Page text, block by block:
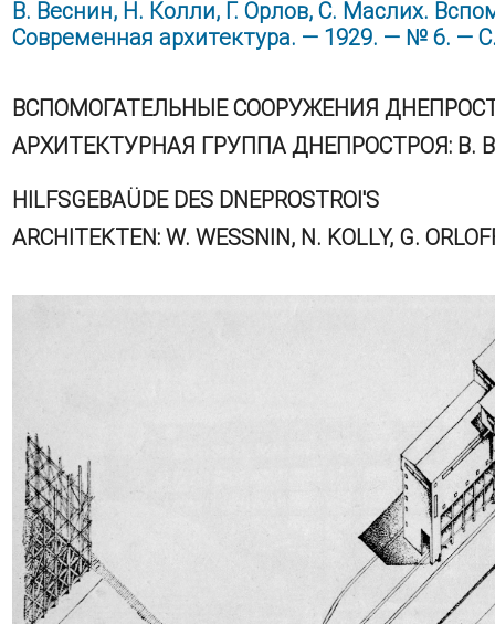
В. Веснин, Н. Колли, Г. Орлов, С. Маслих.
Современная архитектура. — 1929. — № 6. —
ВСПОМОГАТЕЛЬНЫЕ СООРУЖЕНИЯ
АРХИТЕКТУРНАЯ ГРУППА ДНЕПРОСТРОЯ: В.
HILFSGEBAÜDE DES DNEPROSTROI'S
ARCHITEKTEN: W. WESSNIN, N. KOLLY, G.